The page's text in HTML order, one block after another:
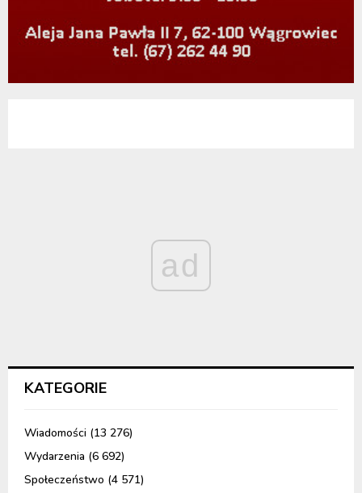
ad
KATEGORIE
Wiadomości (13 276)
Wydarzenia (6 692)
Społeczeństwo (4 571)